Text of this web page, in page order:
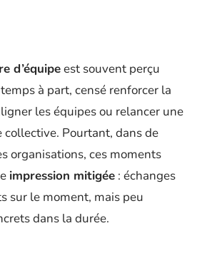
d’équipeest souvent perçu
à part, censé renforcer la
les équipes ou relancer une
collective. Pourtant, dans de
organisations, ces moments
impression mitigée : échanges
sur le moment, mais peu
dans la durée.